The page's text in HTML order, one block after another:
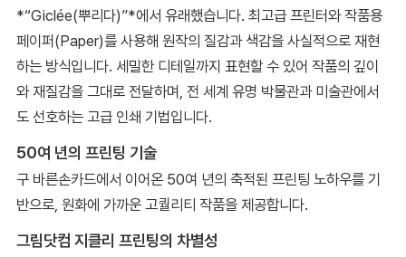
*“Giclée(뿌리다)”*에서 유래했습니다. 최고급 프린터와 작품용
페이퍼(Paper)를 사용해 원작의 질감과 색감을 사실적으로 재현
하는 방식입니다. 세밀한 디테일까지 표현할 수 있어 작품의 깊이
와 재질감을 그대로 전달하며, 전 세계 유명 박물관과 미술관에서
도 선호하는 고급 인쇄 기법입니다.
50여 년의 프린팅 기술
구 바른손카드에서 이어온 50여 년의 축적된 프린팅 노하우를 기
반으로, 원화에 가까운 고퀄리티 작품을 제공합니다.
그림닷컴 지클리 프린팅의 차별성